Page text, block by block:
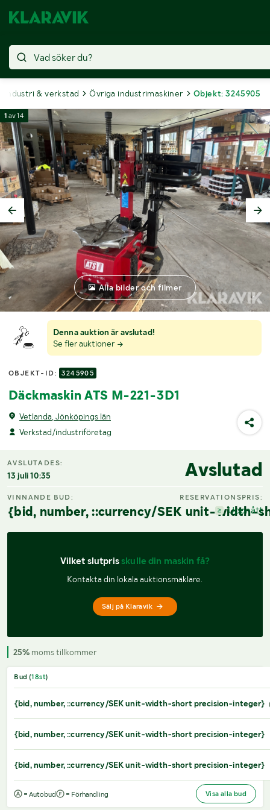
Industri & verkstad Övriga industrimaskiner Objekt: 3245905
Denna auktion är avslutad!
Se fler auktioner
OBJEKT-ID: 3245905
Däckmaskin ATS M-221-3D1
Vetlanda, Jönköpings län
Verkstad/industriföretag
1 av14
Alla bilder och filmer
AVSLUTADES:
13 juli 10:35 Avslutad
VINNANDE BUD:
{bid, number, ::currency/SEK unit-width-
RESERVATIONSPRIS:
Uppnått
Vilket slutpris skulle din maskin få?
Kontakta din lokala auktionsmäklare.
Sälj på Klaravik
25% moms tillkommer
Bud (18st)
{bid, number, ::currency/SEK unit-width-short precision-integer}
{bid, number, ::currency/SEK unit-width-short precision-integer}
{bid, number, ::currency/SEK unit-width-short precision-integer}
= Autobud = Förhandling Visa alla bud